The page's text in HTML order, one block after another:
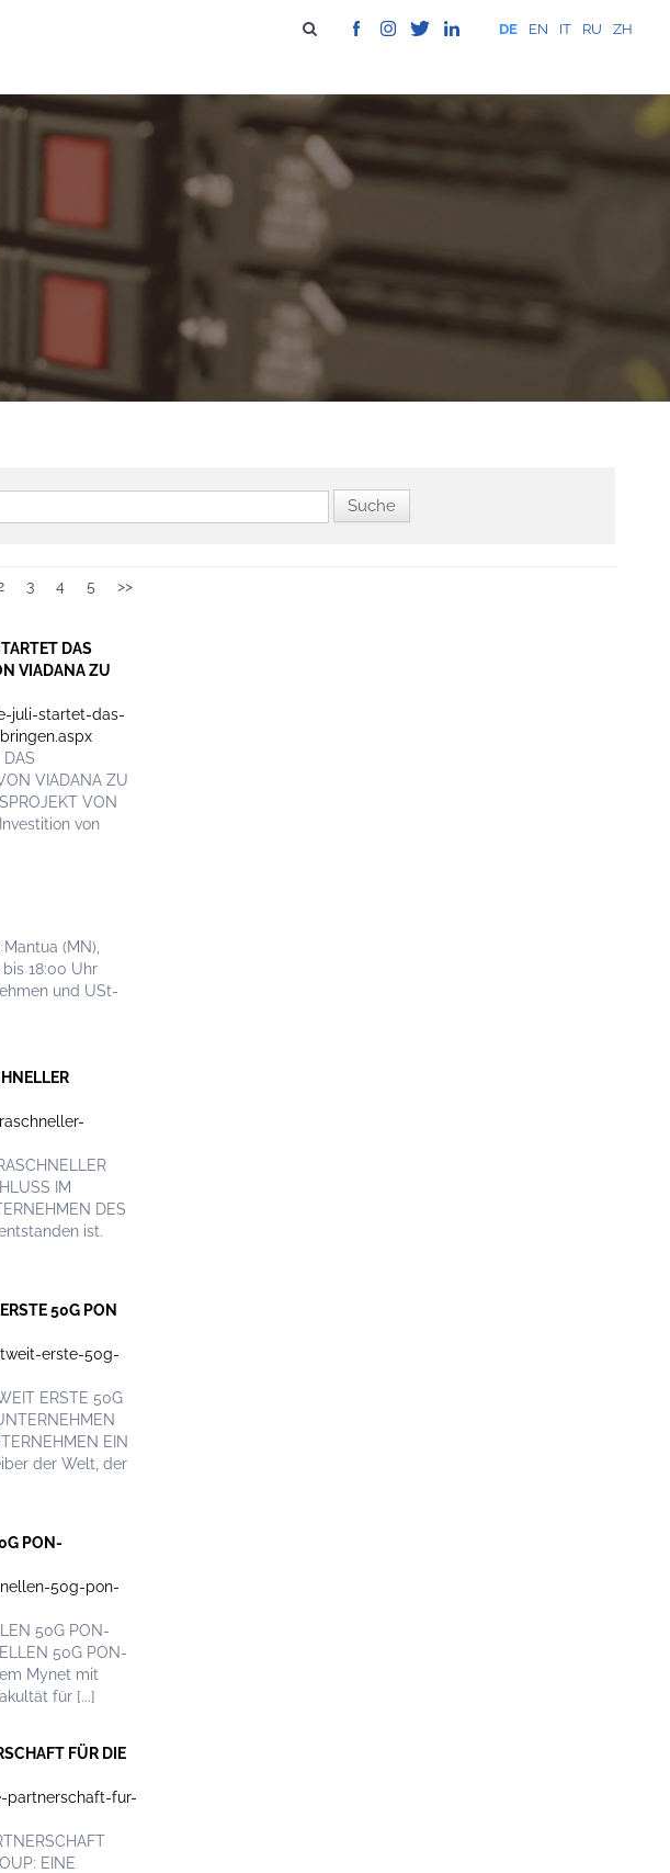
DE EN IT RU ZH
3 4 5 >>
DAS
VIADANA ZU
juli-startet-das-
DAS
VIADANA ZU
VON
von
(MN),
18:00 Uhr
und USt-
IM
DES
ist.
50G PON
erste-50g-
ERSTE 50G
EIN
der Welt, der
PON-
50g-pon-
50G PON-
50G PON-
Mynet mit
für [...]
FÜR DIE
partnerschaft-fur-
EINE